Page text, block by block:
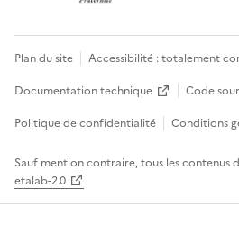
Plan du site Accessibilité : totalement
Documentation technique
Code
Politique de confidentialité
Conditions
Sauf mention contraire, tous les contenus
etalab-2.0